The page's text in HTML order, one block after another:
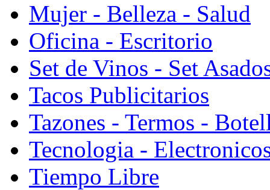
Mujer - Belleza - Salud
Oficina - Escritorio
Set de Vinos - Set
Tacos Publicitarios
Tazones - Termos -
Tecnologia -
Tiempo Libre